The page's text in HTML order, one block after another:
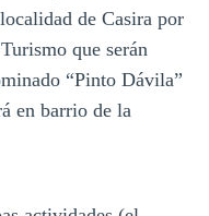
de Casira por
que serán
“Pinto Dávila”
en barrio de la